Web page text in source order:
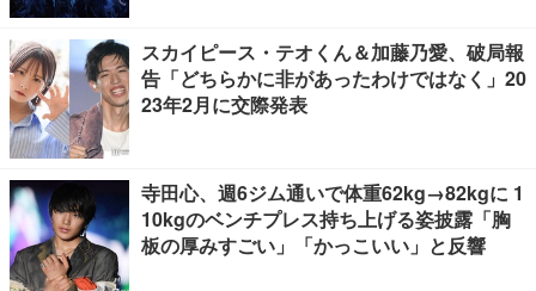
スカイピース・テオくん＆加藤乃愛、破局報
告「どちらかに非があったわけではなく」20
23年2月に交際発表
寺田心、週6ジム通いで体重62kg→82kgに 1
10kgのベンチプレス持ち上げる姿披露「胸
板の厚みすごい」「かっこいい」と反響